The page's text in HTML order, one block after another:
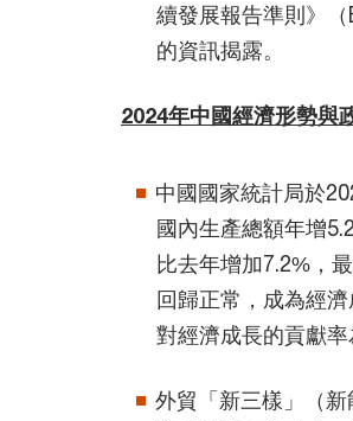
續發展報告準則》
的資訊揭露。
2024年中國經濟形勢與
中國國家統計局於
國內生產總額年增
比去年增加7.2%，
回歸正常，成為經
對經濟成長的貢獻率
外貿「新三樣」（